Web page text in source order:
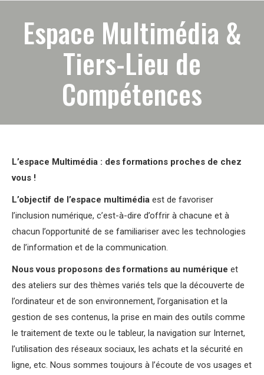
Espace Multimédia &
Tiers-Lieu de
Compétences
L’espace Multimédia : des formations proches de chez
vous !
L’objectif de l’espace multimédia est de favoriser
l’inclusion numérique, c’est-à-dire d’offrir à chacune et à
chacun l’opportunité de se familiariser avec les technologies
de l’information et de la communication.
Nous vous proposons des formations au numérique et
des ateliers sur des thèmes variés tels que la découverte de
l’ordinateur et de son environnement, l’organisation et la
gestion de ses contenus, la prise en main des outils comme
le traitement de texte ou le tableur, la navigation sur Internet,
l’utilisation des réseaux sociaux, les achats et la sécurité en
ligne, etc. Nous sommes toujours à l’écoute de vos usages et